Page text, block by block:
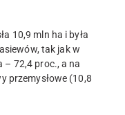
10,9 mln ha i była
tak jak w
– 72,4 proc., a na
przemysłowe (10,8